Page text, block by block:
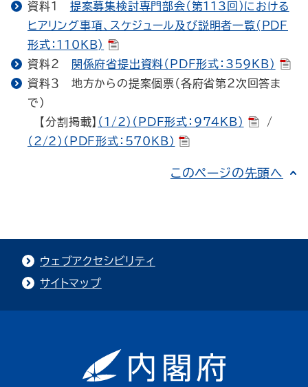
資料１ 提案募集検討専門部会（第113回）における
ヒアリング事項、スケジュール及び説明者一覧(PDF
形式：110KB)
資料２
関係府省提出資料（PDF形式：359KB）
資料３ 地方からの提案個票（各府省第２次回答ま
で）
【分割掲載】 （1/2）（PDF形式：974KB）
/
（2/2）（PDF形式：570KB）
このページの先頭へ
ウェブアクセシビリティ
サイトマップ